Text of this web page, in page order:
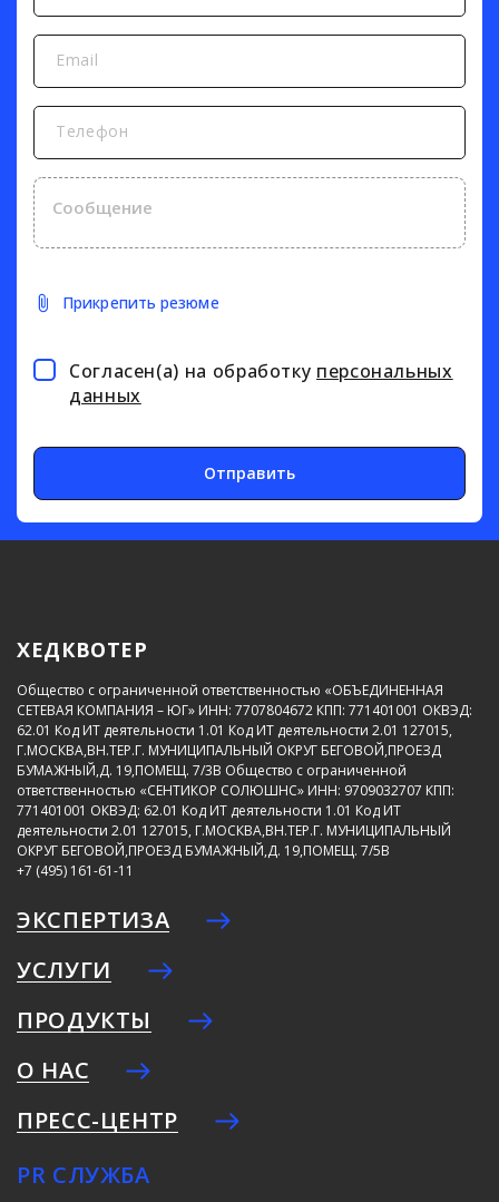
Email
Телефон
Прикрепить резюме
Согласен(а) на обработку персональных
данных
Отправить
ХЕДКВОТЕР
Общество с ограниченной ответственностью «ОБЪЕДИНЕННАЯ
СЕТЕВАЯ КОМПАНИЯ – ЮГ» ИНН: 7707804672 КПП: 771401001 ОКВЭД:
62.01 Код ИТ деятельности 1.01 Код ИТ деятельности 2.01 127015,
Г.МОСКВА,ВН.ТЕР.Г. МУНИЦИПАЛЬНЫЙ ОКРУГ БЕГОВОЙ,ПРОЕЗД
БУМАЖНЫЙ,Д. 19,ПОМЕЩ. 7/3В Общество с ограниченной
ответственностью «СЕНТИКОР СОЛЮШНС» ИНН: 9709032707 КПП:
771401001 ОКВЭД: 62.01 Код ИТ деятельности 1.01 Код ИТ
деятельности 2.01 127015, Г.МОСКВА,ВН.ТЕР.Г. МУНИЦИПАЛЬНЫЙ
ОКРУГ БЕГОВОЙ,ПРОЕЗД БУМАЖНЫЙ,Д. 19,ПОМЕЩ. 7/5В
+7 (495) 161-61-11
ЭКСПЕРТИЗА
УСЛУГИ
ПРОДУКТЫ
О НАС
ПРЕСС-ЦЕНТР
PR СЛУЖБА